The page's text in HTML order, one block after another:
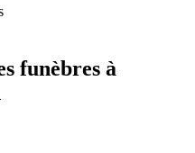
funèbres à